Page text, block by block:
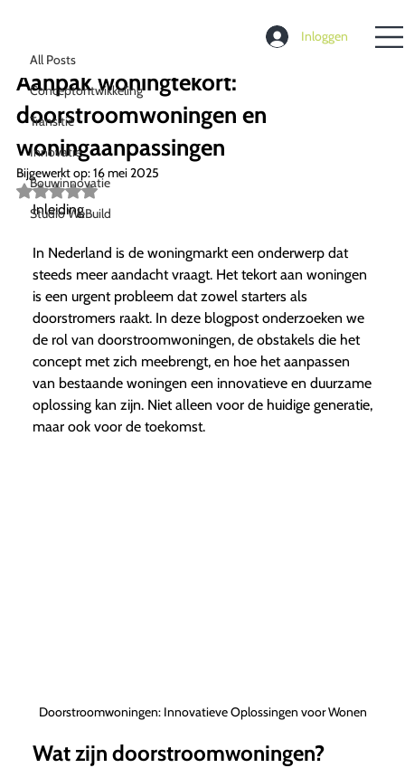
Inloggen
All Posts
Conceptontwikkeling
Transitie
Innovatie
Bouwinnovatie
Studio WeBuild
Aanpak woningtekort:
doorstroomwoningen en
woningaanpassingen
3 minuten om te lezen
Bijgewerkt op:16 mei 2025
Beoordeeld
met
NaN
5
sterren.
Inleiding
In Nederland is de woningmarkt een onderwerp dat
steeds meer aandacht vraagt. Het tekort aan woningen
is een urgent probleem dat zowel starters als
doorstromers raakt. In deze blogpost onderzoeken we
de rol van doorstroomwoningen, de obstakels die het
concept met zich meebrengt, en hoe het aanpassen
van bestaande woningen een innovatieve en duurzame
oplossing kan zijn. Niet alleen voor de huidige generatie,
maar ook voor de toekomst.
Doorstroomwoningen: Innovatieve Oplossingen voor Wonen
Wat zijn doorstroomwoningen?